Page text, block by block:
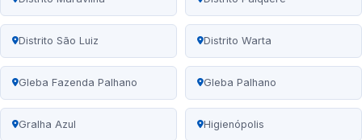
Distrito São Luiz Distrito Warta
Gleba Fazenda Palhano Gleba Palhano
Gralha Azul Higienópolis